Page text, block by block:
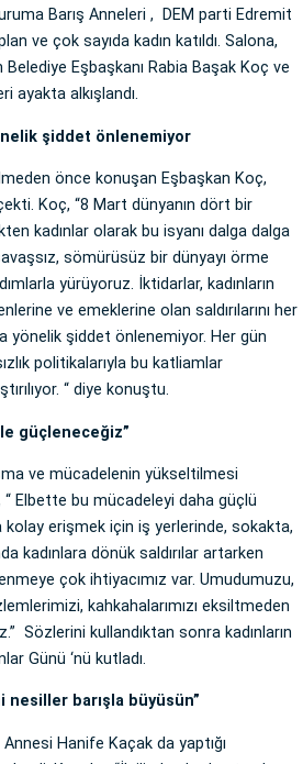
Barış Anneleri , DEM parti Edremit
ve çok sayıda kadın katıldı. Salona,
Eşbaşkanı Rabia Başak Koç ve
ayakta alkışlandı.
şiddet önlenemiyor
önce konuşan Eşbaşkan Koç,
Koç, “8 Mart dünyanın dört bir
kadınlar olarak bu isyanı dalga dalga
sömürüsüz bir dünyayı örme
yürüyoruz. İktidarlar, kadınların
ve emeklerine olan saldırılarını her
yönelik şiddet önlenemiyor. Her gün
politikalarıyla bu katliamlar
“ diye konuştu.
güçleneceğiz”
ve mücadelenin yükseltilmesi
Elbette bu mücadeleyi daha güçlü
erişmek için iş yerlerinde, sokakta,
kadınlara dönük saldırılar artarken
çok ihtiyacımız var. Umudumuzu,
kahkahalarımızı eksiltmeden
Sözlerini kullandıktan sonra kadınların
Günü ‘nü kutladı.
nesiller barışla büyüsün”
Hanife Kaçak da yaptığı